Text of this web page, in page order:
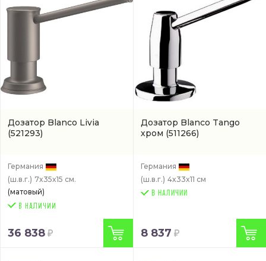
Дозатор Blanco Livia
(521293)
Германия
(ш.в.г.) 7x35x15 см.
(матовый)
36 838
Дозатор Blanco Tango
хром (511266)
Германия
(ш.в.г.) 4x33x11 см
В НАЛИЧИИ
8 837